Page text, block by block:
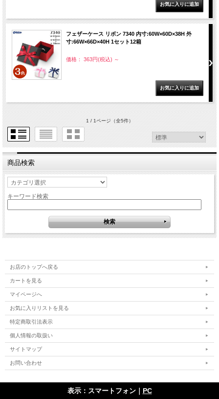
フェザーケース リボン 7340 内寸:60W×60D×38H 外
寸:66W×66D×40H 1セット12箱
価格： 363円(税込) ～
1 / 1ページ（全5件）
商品検索
キーワード検索
お店のトップへ戻る
カートを見る
マイページへ
お気に入りリストを見る
特定商取引法表示
個人情報の取扱い
サイトマップ
お問い合わせ
表示：スマートフォン｜ PC